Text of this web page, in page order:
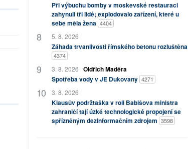
Při výbuchu bomby v moskevské restauraci
zahynuli tři lidé; explodovalo zařízení, které u
sebe měla žena 4404
5. 8. 2026
Záhada trvanlivosti římského betonu rozluštěna
4374
3. 8. 2026 Oldřich Maděra
Spotřeba vody v JE Dukovany 4271
3. 8. 2026
Klausův podržtaška v roli Babišova ministra
zahraničí tají úzké technologické propojení se
spřízněným dezinformačním zdrojem 3598